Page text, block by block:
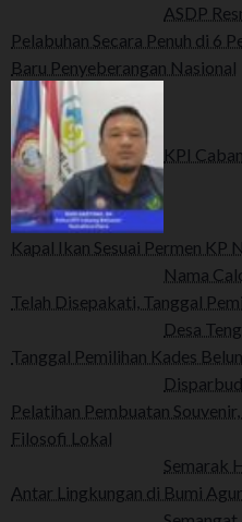
ASDP
Pelabuhan Secara Penuh di 6
Baru Penyeberangan Nasional
KPI
Kapal Ikan Sesuai Permen KP
Nama
Telah Disepakati, Tanggal
Desa
Tanggal Pemilihan Kades
Pelatihan Pembuatan
Filosofi Lokal
Semarak
Antar Lingkungan di Bumi